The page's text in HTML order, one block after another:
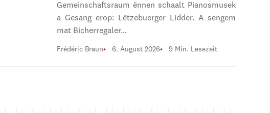
Gemeinschaftsraum ënnen schaalt Pianosmusek
a Gesang erop: Lëtzebuerger Lidder. A sengem
mat Bicherregaler…
Frédéric Braun 6. August 2026 9 Min. Lesezeit